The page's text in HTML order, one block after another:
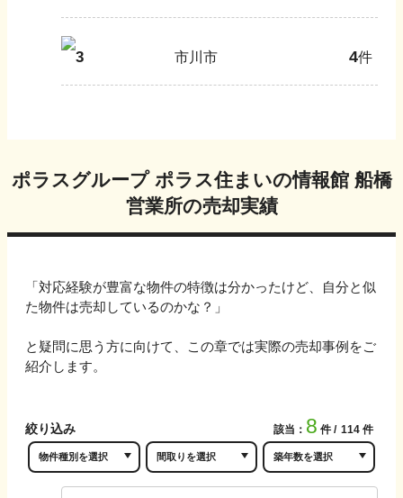
3 市川市 4件
ポラスグループ ポラス住まいの情報館 船橋
営業所の売却実績
「対応経験が豊富な物件の特徴は分かったけど、自分と似
た物件は売却しているのかな？」
と疑問に思う方に向けて、この章では実際の売却事例をご
紹介します。
絞り込み 該当： 8 件 114 件